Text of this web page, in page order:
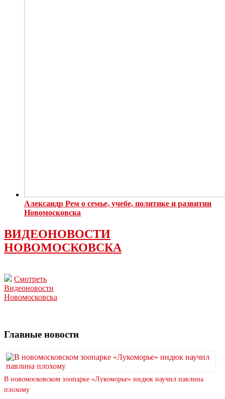
Александр Рем о семье, учебе, политике и развитии
Новомосковска
ВИДЕОНОВОСТИ
НОВОМОСКОВСКА
Смотреть
Видеоновости
Новомосковска
Главные новости
В новомосковском зоопарке «Лукоморье» индюк научил павлина
плохому